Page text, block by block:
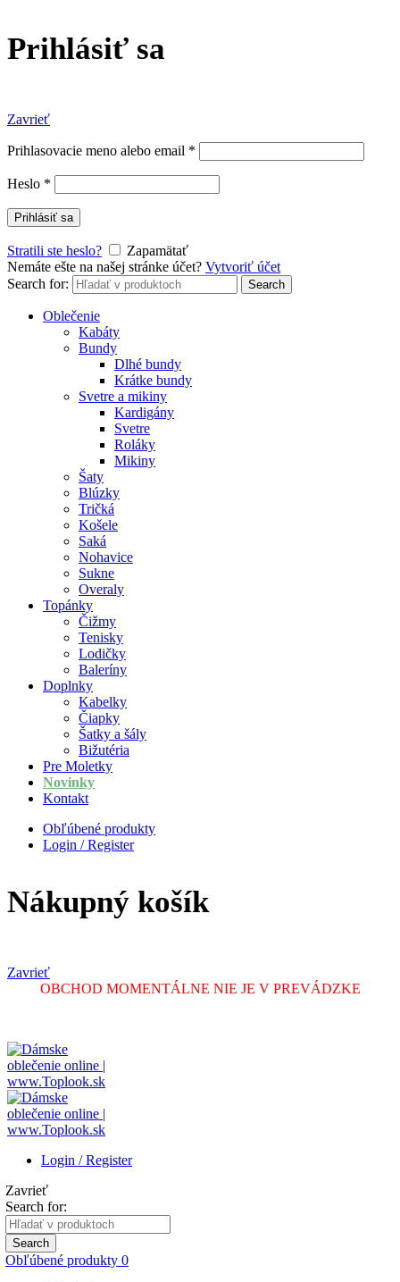
Prihlásiť sa
Zavrieť
Prihlasovacie meno alebo email *
Heslo *
Prihlásiť sa
Stratili ste heslo?
Zapamätať
Nemáte ešte na našej stránke účet? Vytvoriť účet
Search for:
Search
Oblečenie
Kabáty
Bundy
Dlhé bundy
Krátke bundy
Svetre a mikiny
Kardigány
Svetre
Roláky
Mikiny
Šaty
Blúzky
Tričká
Košele
Saká
Nohavice
Sukne
Overaly
Topánky
Čižmy
Tenisky
Lodičky
Baleríny
Doplnky
Kabelky
Čiapky
Šatky a šály
Bižutéria
Pre Moletky
Novinky
Kontakt
Obľúbené produkty
Login / Register
Nákupný košík
Zavrieť
OBCHOD MOMENTÁLNE NIE JE V PREVÁDZKE
Login / Register
Zavrieť
Search for:
Search
Obľúbené produkty 0